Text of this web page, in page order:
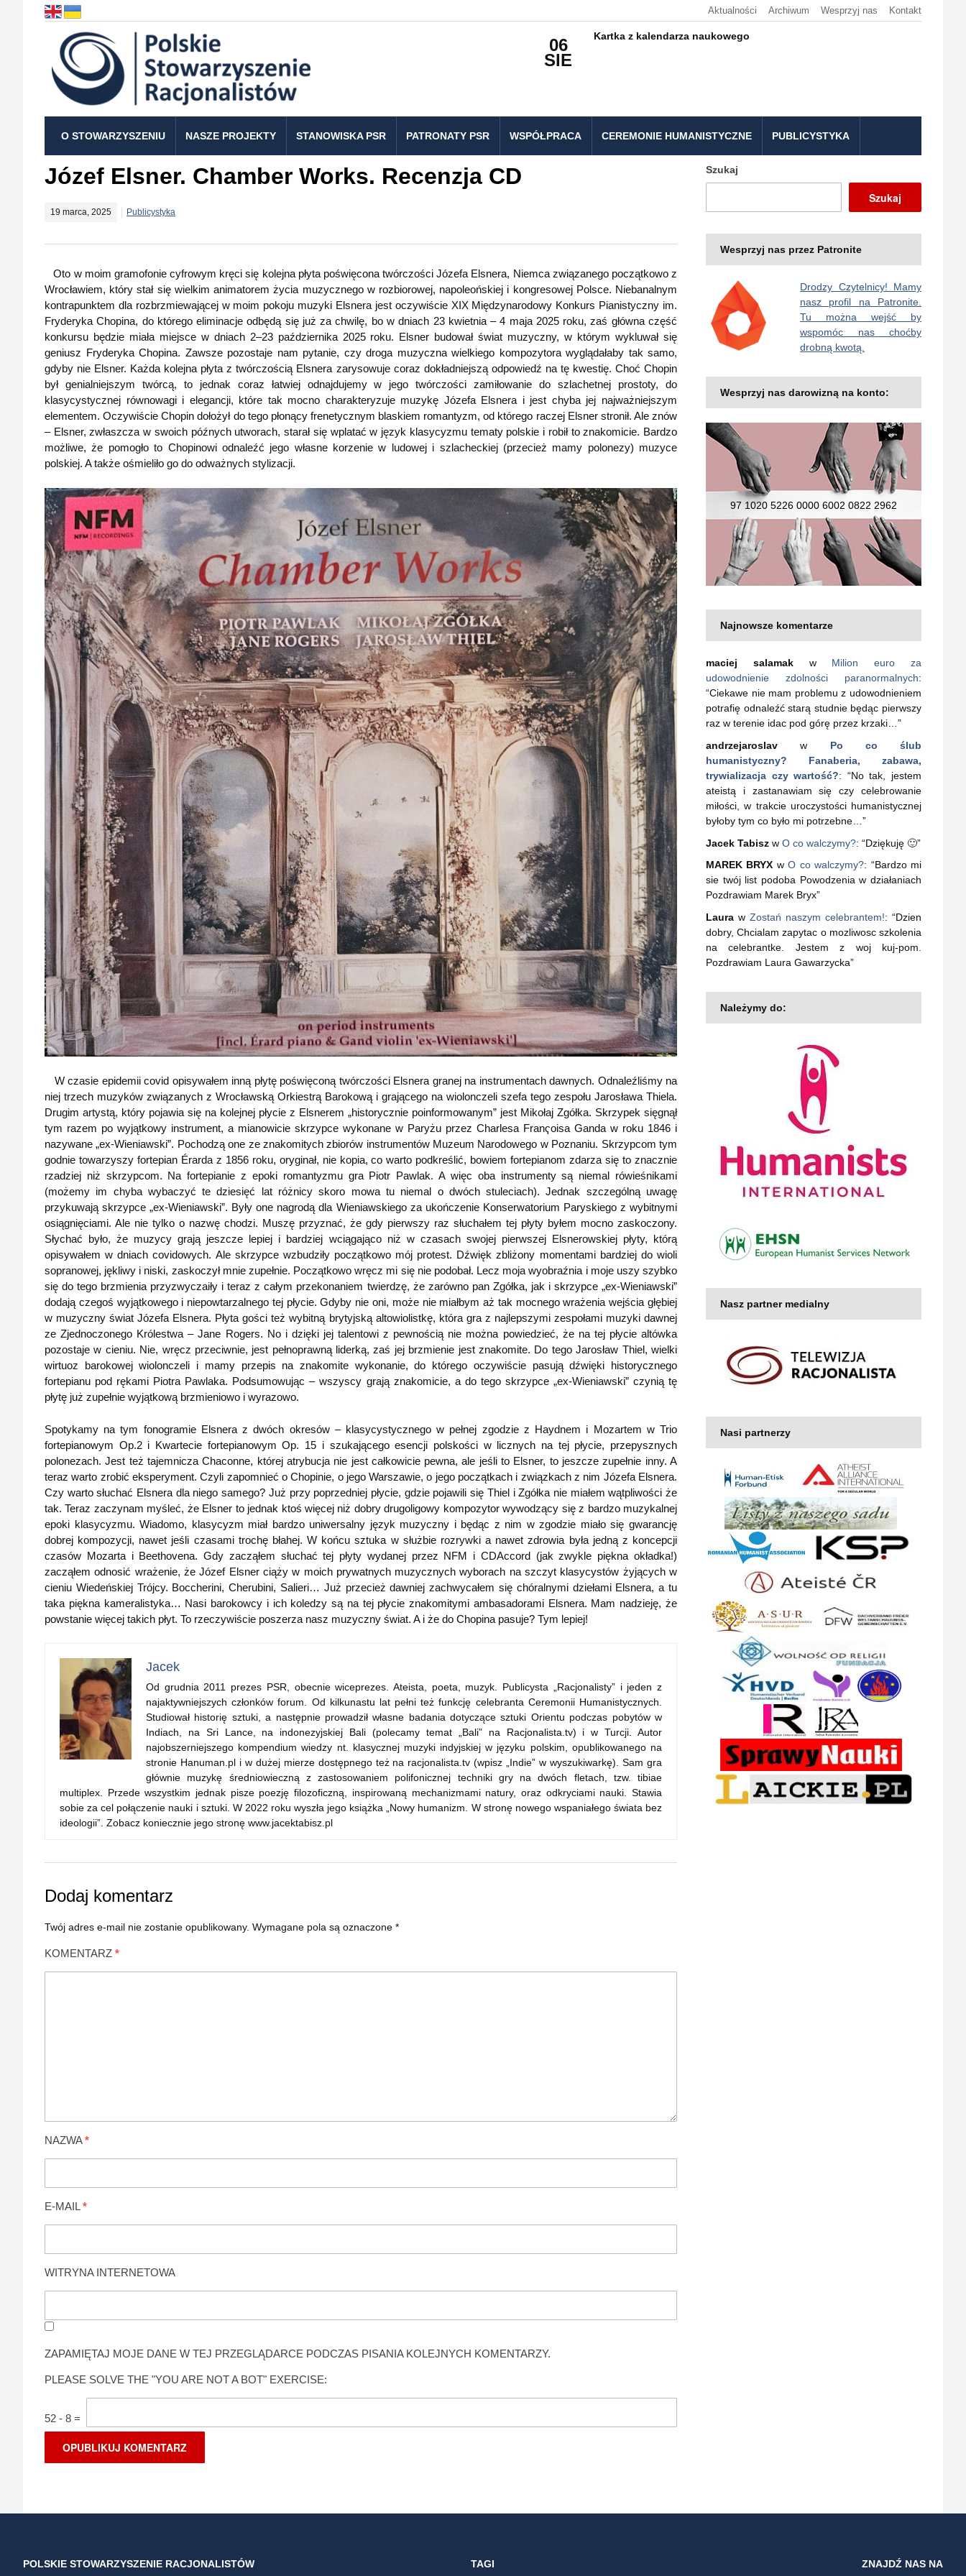
Aktualności Archiwum Wesprzyj nas Kontakt
06
SIE
Kartka z kalendarza naukowego
O STOWARZYSZENIU NASZE PROJEKTY STANOWISKA PSR PATRONATY PSR WSPÓŁPRACA CEREMONIE HUMANISTYCZNE PUBLICYSTYKA
Józef Elsner. Chamber Works. Recenzja CD
19 marca, 2025 Publicystyka
Oto w moim gramofonie cyfrowym kręci się kolejna płyta poświęcona twórczości Józefa Elsnera, Niemca związanego początkowo z
Wrocławiem, który stał się wielkim animatorem życia muzycznego w rozbiorowej, napoleońskiej i kongresowej Polsce. Niebanalnym
kontrapunktem dla rozbrzmiewającej w moim pokoju muzyki Elsnera jest oczywiście XIX Międzynarodowy Konkurs Pianistyczny im.
Fryderyka Chopina, do którego eliminacje odbędą się już za chwilę, bo w dniach 23 kwietnia – 4 maja 2025 roku, zaś główna część
konkursu będzie miała miejsce w dniach 2–23 października 2025 roku. Elsner budował świat muzyczny, w którym wykluwał się
geniusz Fryderyka Chopina. Zawsze pozostaje nam pytanie, czy droga muzyczna wielkiego kompozytora wyglądałaby tak samo,
gdyby nie Elsner. Każda kolejna płyta z twórczością Elsnera zarysowuje coraz dokładniejszą odpowiedź na tę kwestię. Choć Chopin
był genialniejszym twórcą, to jednak coraz łatwiej odnajdujemy w jego twórczości zamiłowanie do szlachetnej prostoty, do
klasycystycznej równowagi i elegancji, które tak mocno charakteryzuje muzykę Józefa Elsnera i jest chyba jej najważniejszym
elementem. Oczywiście Chopin dołożył do tego płonący frenetycznym blaskiem romantyzm, od którego raczej Elsner stronił. Ale znów
– Elsner, zwłaszcza w swoich późnych utworach, starał się wplatać w język klasycyzmu tematy polskie i robił to znakomicie. Bardzo
możliwe, że pomogło to Chopinowi odnaleźć jego własne korzenie w ludowej i szlacheckiej (przecież mamy polonezy) muzyce
polskiej. A także ośmieliło go do odważnych stylizacji.
W czasie epidemii covid opisywałem inną płytę poświęconą twórczości Elsnera granej na instrumentach dawnych. Odnaleźliśmy na
niej trzech muzyków związanych z Wrocławską Orkiestrą Barokową i grającego na wiolonczeli szefa tego zespołu Jarosława Thiela.
Drugim artystą, który pojawia się na kolejnej płycie z Elsnerem „historycznie poinformowanym” jest Mikołaj Zgółka. Skrzypek sięgnął
tym razem po wyjątkowy instrument, a mianowicie skrzypce wykonane w Paryżu przez Charlesa Franҁoisa Ganda w roku 1846 i
nazywane „ex-Wieniawski”. Pochodzą one ze znakomitych zbiorów instrumentów Muzeum Narodowego w Poznaniu. Skrzypcom tym
godnie towarzyszy fortepian Érarda z 1856 roku, oryginał, nie kopia, co warto podkreślić, bowiem fortepianom zdarza się to znacznie
rzadziej niż skrzypcom. Na fortepianie z epoki romantyzmu gra Piotr Pawlak. A więc oba instrumenty są niemal rówieśnikami
(możemy im chyba wybaczyć te dziesięć lat różnicy skoro mowa tu niemal o dwóch stuleciach). Jednak szczególną uwagę
przykuwają skrzypce „ex-Wieniawski”. Były one nagrodą dla Wieniawskiego za ukończenie Konserwatorium Paryskiego z wybitnymi
osiągnięciami. Ale nie tylko o nazwę chodzi. Muszę przyznać, że gdy pierwszy raz słuchałem tej płyty byłem mocno zaskoczony.
Słychać było, że muzycy grają jeszcze lepiej i bardziej wciągająco niż w czasach swojej pierwszej Elsnerowskiej płyty, którą
opisywałem w dniach covidowych. Ale skrzypce wzbudziły początkowo mój protest. Dźwięk zbliżony momentami bardziej do wioli
sopranowej, jękliwy i niski, zaskoczył mnie zupełnie. Początkowo wręcz mi się nie podobał. Lecz moja wyobraźnia i moje uszy szybko
się do tego brzmienia przyzwyczaiły i teraz z całym przekonaniem twierdzę, że zarówno pan Zgółka, jak i skrzypce „ex-Wieniawski”
dodają czegoś wyjątkowego i niepowtarzalnego tej płycie. Gdyby nie oni, może nie miałbym aż tak mocnego wrażenia wejścia głębiej
w muzyczny świat Józefa Elsnera. Płyta gości też wybitną brytyjską altowiolistkę, która gra z najlepszymi zespołami muzyki dawnej
ze Zjednoczonego Królestwa – Jane Rogers. No i dzięki jej talentowi z pewnością nie można powiedzieć, że na tej płycie altówka
pozostaje w cieniu. Nie, wręcz przeciwnie, jest pełnoprawną liderką, zaś jej brzmienie jest znakomite. Do tego Jarosław Thiel, wielki
wirtuoz barokowej wiolonczeli i mamy przepis na znakomite wykonanie, do którego oczywiście pasują dźwięki historycznego
fortepianu pod rękami Piotra Pawlaka. Podsumowując – wszyscy grają znakomicie, a do tego skrzypce „ex-Wieniawski” czynią tę
płytę już zupełnie wyjątkową brzmieniowo i wyrazowo.
Spotykamy na tym fonogramie Elsnera z dwóch okresów – klasycystycznego w pełnej zgodzie z Haydnem i Mozartem w Trio
fortepianowym Op.2 i Kwartecie fortepianowym Op. 15 i szukającego esencji polskości w licznych na tej płycie, przepysznych
polonezach. Jest też tajemnicza Chaconne, której atrybucja nie jest całkowicie pewna, ale jeśli to Elsner, to jeszcze zupełnie inny. A
teraz warto zrobić eksperyment. Czyli zapomnieć o Chopinie, o jego Warszawie, o jego początkach i związkach z nim Józefa Elsnera.
Czy warto słuchać Elsnera dla niego samego? Już przy poprzedniej płycie, gdzie pojawili się Thiel i Zgółka nie miałem wątpliwości że
tak. Teraz zaczynam myśleć, że Elsner to jednak ktoś więcej niż dobry drugoligowy kompozytor wywodzący się z bardzo muzykalnej
epoki klasycyzmu. Wiadomo, klasycyzm miał bardzo uniwersalny język muzyczny i będąc z nim w zgodzie miało się gwarancję
dobrej kompozycji, nawet jeśli czasami trochę błahej. W końcu sztuka w służbie rozrywki a nawet zdrowia była jedną z koncepcji
czasów Mozarta i Beethovena. Gdy zacząłem słuchać tej płyty wydanej przez NFM i CDAccord (jak zwykle piękna okładka!)
zacząłem odnosić wrażenie, że Józef Elsner ciąży w moich prywatnych muzycznych wyborach na szczyt klasycystów żyjących w
cieniu Wiedeńskiej Trójcy. Boccherini, Cherubini, Salieri… Już przecież dawniej zachwycałem się chóralnymi dziełami Elsnera, a tu
taka piękna kameralistyka… Nasi barokowcy i ich koledzy są na tej płycie znakomitymi ambasadorami Elsnera. Mam nadzieję, że
powstanie więcej takich płyt. To rzeczywiście poszerza nasz muzyczny świat. A i że do Chopina pasuje? Tym lepiej!
Jacek
Od grudnia 2011 prezes PSR, obecnie wiceprezes. Ateista, poeta, muzyk. Publicysta „Racjonalisty” i jeden z
najaktywniejszych członków forum. Od kilkunastu lat pełni też funkcję celebranta Ceremonii Humanistycznych.
Studiował historię sztuki, a następnie prowadził własne badania dotyczące sztuki Orientu podczas pobytów w
Indiach, na Sri Lance, na indonezyjskiej Bali (polecamy temat „Bali” na Racjonalista.tv) i w Turcji. Autor
najobszerniejszego kompendium wiedzy nt. klasycznej muzyki indyjskiej w języku polskim, opublikowanego na
stronie Hanuman.pl i w dużej mierze dostępnego też na racjonalista.tv (wpisz „Indie” w wyszukiwarkę). Sam gra
głównie muzykę średniowieczną z zastosowaniem polifonicznej techniki gry na dwóch fletach, tzw. tibiae
multiplex. Przede wszystkim jednak pisze poezję filozoficzną, inspirowaną mechanizmami natury, oraz odkryciami nauki. Stawia
sobie za cel połączenie nauki i sztuki. W 2022 roku wyszła jego książka „Nowy humanizm. W stronę nowego wspaniałego świata bez
ideologii”. Zobacz koniecznie jego stronę www.jacektabisz.pl
Dodaj komentarz
Twój adres e-mail nie zostanie opublikowany. Wymagane pola są oznaczone *
KOMENTARZ *
NAZWA*
E-MAIL*
WITRYNA INTERNETOWA
ZAPAMIĘTAJ MOJE DANE W TEJ PRZEGLĄDARCE PODCZAS PISANIA KOLEJNYCH KOMENTARZY.
PLEASE SOLVE THE "YOU ARE NOT A BOT" EXERCISE:
52 - 8 =
Szukaj
Szukaj
Wesprzyj nas przez Patronite
Drodzy Czytelnicy! Mamy
nasz profil na Patronite.
Tu można wejść by
wspomóc nas choćby
drobną kwotą.
Wesprzyj nas darowizną na konto:
97 1020 5226 0000 6002 0822 2962
Najnowsze komentarze
maciej salamakw Milion euro za
udowodnienie zdolności paranormalnych:
“Ciekawe nie mam problemu z udowodnieniem
potrafię odnaleźć starą studnie będąc pierwszy
raz w terenie idac pod górę przez krzaki… ”
andrzejaroslav w Po co ślub
humanistyczny? Fanaberia, zabawa,
trywializacja czy wartość?: “No tak, jestem
ateistą i zastanawiam się czy celebrowanie
miłości, w trakcie uroczystości humanistycznej
byłoby tym co było mi potrzebne… ”
Jacek Tabisz w O co walczymy?: “Dziękuję 🙂”
MAREK BRYX wO co walczymy?: “Bardzo mi
sie twój list podoba Powodzenia w działaniach
Pozdrawiam Marek Bryx”
Laura w Zostań naszym celebrantem!: “Dzien
dobry, Chcialam zapytac o mozliwosc szkolenia
na celebrantke. Jestem z woj kuj-pom.
Pozdrawiam Laura Gawarzycka”
Należymy do:
Nasz partner medialny
Nasi partnerzy
POLSKIE STOWARZYSZENIE RACJONALISTÓW TAGI ZNAJDŹ NAS NA